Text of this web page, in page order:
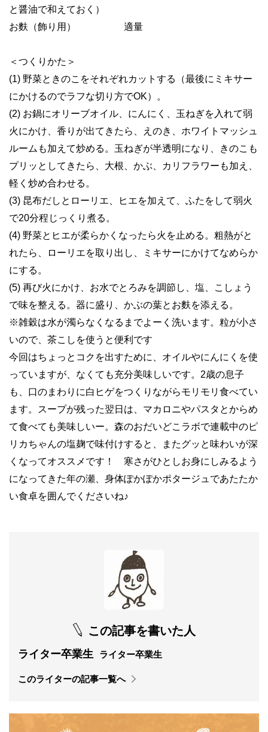
と醤油で和えておく）
お麩（飾り用） 適量
＜つくりかた＞
(1) 野菜ときのこをそれぞれカットする（最後にミキサー
にかけるのでラフな切り方でOK）。
(2) お鍋にオリーブオイル、にんにく、玉ねぎを入れて弱
火にかけ、香りが出てきたら、えのき、ホワイトマッシュ
ルームも加えて炒める。玉ねぎが半透明になり、きのこも
プリッとしてきたら、大根、かぶ、カリフラワーも加え、
軽く炒め合わせる。
(3) 昆布だしとローリエ、ヒエを加えて、ふたをして弱火
で20分程じっくり煮る。
(4) 野菜とヒエが柔らかくなったら火を止める。粗熱がと
れたら、ローリエを取り出し、ミキサーにかけてなめらか
にする。
(5) 再び火にかけ、お水でとろみを調節し、塩、こしょう
で味を整える。器に盛り、かぶの葉とお麩を添える。
※雑穀は水が濁らなくなるまでよーく洗います。粒が小さ
いので、茶こしを使うと便利です
今回はちょっとコクを出すために、オイルやにんにくを使
っていますが、なくても充分美味しいです。2歳の息子
も、口のまわりに白ヒゲをつくりながらモリモリ食べてい
ます。スープが残った翌日は、マカロニやパスタとからめ
て食べても美味しいー。森のおだいどこラボで連載中のピ
リカちゃんの塩麹で味付けすると、またグッと味わいが深
くなってオススメです！ 寒さがひとしお身にしみるよう
になってきた年の瀬、身体ぽかぽかポタージュであたたか
い食卓を囲んでくださいね♪
この記事を書いた人
ライター卒業生 ライター卒業生
このライターの記事一覧へ